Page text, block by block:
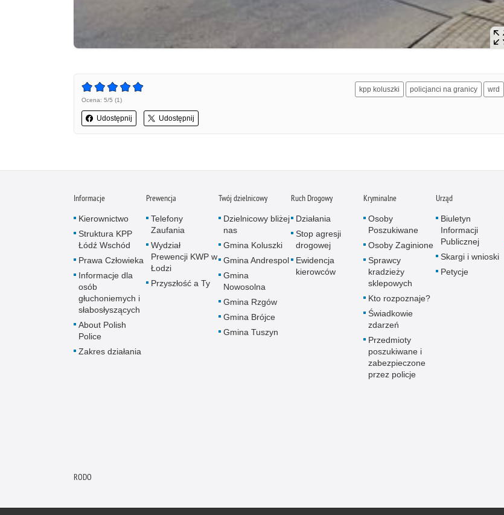
Ocena: 5/5 (1)
Udostępnij Udostępnij
kpp koluszki policjanci na granicy wrd
Informacje
Kierownictwo
Struktura KPP
Łódź Wschód
Prawa Człowieka
Informacje dla
osób
głuchoniemych i
słabosłyszących
About Polish
Police
Zakres działania
Prewencja
Telefony
Zaufania
Wydział
Prewencji KWP w
Łodzi
Przyszłość a Ty
Twój dzielnicowy
Dzielnicowy bliżej
nas
Gmina Koluszki
Gmina Andrespol
Gmina
Nowosolna
Gmina Rzgów
Gmina Brójce
Gmina Tuszyn
Ruch Drogowy
Działania
Stop agresji
drogowej
Ewidencja
kierowców
Kryminalne
Osoby
Poszukiwane
Osoby Zaginione
Sprawcy
kradzieży
sklepowych
Kto rozpoznaje?
Świadkowie
zdarzeń
Przedmioty
poszukiwane i
zabezpieczone
przez policje
Urząd
Biuletyn
Informacji
Publicznej
Skargi i wnioski
Petycje
RODO